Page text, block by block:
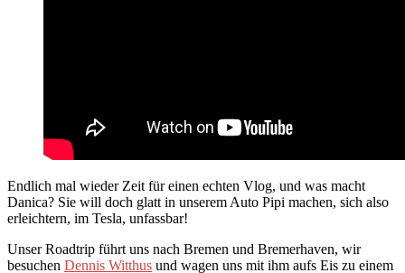
Endlich mal wieder Zeit für einen echten Vlog, und was macht
Danica? Sie will doch glatt in unserem Auto Pipi machen, sich also
erleichtern, im Tesla, unfassbar!
Unser Roadtrip führt uns nach Bremen und Bremerhaven, wir
besuchen Dennis Witthus und wagen uns mit ihm aufs Eis zu einem